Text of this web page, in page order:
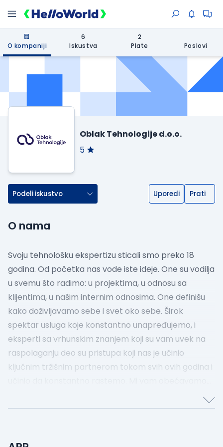
O kompaniji
6
Iskustva
2
Plate
Poslovi
Oblak Tehnologije d.o.o.
5
Podeli iskustvo Uporedi Prati
O nama
Svoju tehnološku ekspertizu sticali smo preko 18
godina. Od početka nas vode iste ideje. One su vodilja
u svemu što radimo: u projektima, u odnosu sa
klijentima, u našim internim odnosima. One definišu
kako doživljavamo sebe i svet oko sebe. Širok
spektar usluga koje konstantno unapređujemo, i
eksperti sa vrhunskim znanjem koji su vam uvek na
raspolaganju deo su pristupa koji nas je učinio
ključnim tržišnim partnerom tokom svih ovih godina i
Oblak je vaš partner u integraciji jer se brzo